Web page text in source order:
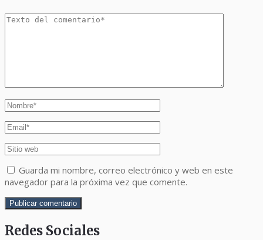
Guarda mi nombre, correo electrónico y web en este
navegador para la próxima vez que comente.
Redes Sociales